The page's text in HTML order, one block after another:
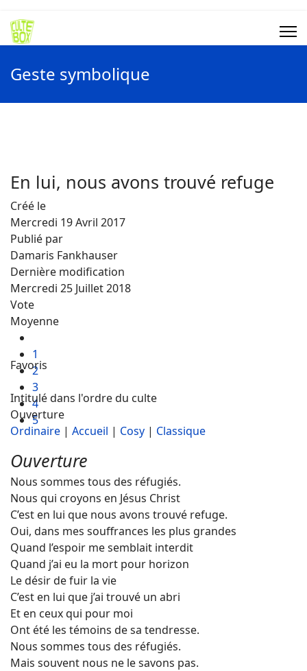
Geste symbolique
En lui, nous avons trouvé refuge
Créé le
Mercredi 19 Avril 2017
Publié par
Damaris Fankhauser
Dernière modification
Mercredi 25 Juillet 2018
Vote
Moyenne
1
2
3
4
5
Favoris
Intitulé dans l'ordre du culte
Ouverture
Ordinaire | Accueil | Cosy | Classique
Ouverture
Nous sommes tous des réfugiés.
Nous qui croyons en Jésus Christ
C’est en lui que nous avons trouvé refuge.
Oui, dans mes souffrances les plus grandes
Quand l’espoir me semblait interdit
Quand j’ai eu la mort pour horizon
Le désir de fuir la vie
C’est en lui que j’ai trouvé un abri
Et en ceux qui pour moi
Ont été les témoins de sa tendresse.
Nous sommes tous des réfugiés.
Mais souvent nous ne le savons pas.